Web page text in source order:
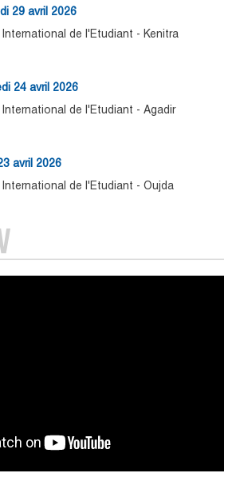
29 avril 2026
International de l'Etudiant - Kenitra
24 avril 2026
International de l'Etudiant - Agadir
avril 2026
International de l'Etudiant - Oujda